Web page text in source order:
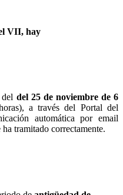
VII, hay
del 25 de noviembre de 6
a través del Portal del
automática por email
tramitado correctamente.